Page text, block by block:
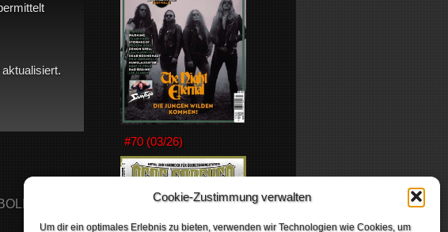
Cookie-Zustimmung verwalten
Um dir ein optimales Erlebnis zu bieten, verwenden wir Technologien wie Cookies, um
NIGHT
#70 (03/26)